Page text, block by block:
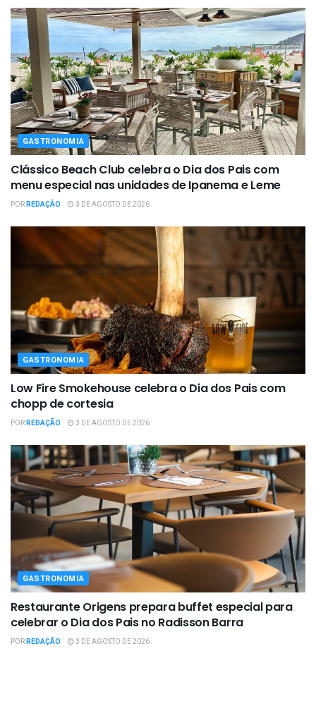
GASTRONOMIA
Clássico Beach Club celebra o Dia dos Pais com
menu especial nas unidades de Ipanema e Leme
PORREDAÇÃO 3 DE AGOSTO DE 2026
GASTRONOMIA
Low Fire Smokehouse celebra o Dia dos Pais com
chopp de cortesia
PORREDAÇÃO 3 DE AGOSTO DE 2026
GASTRONOMIA
Restaurante Origens prepara buffet especial para
celebrar o Dia dos Pais no Radisson Barra
PORREDAÇÃO 3 DE AGOSTO DE 2026